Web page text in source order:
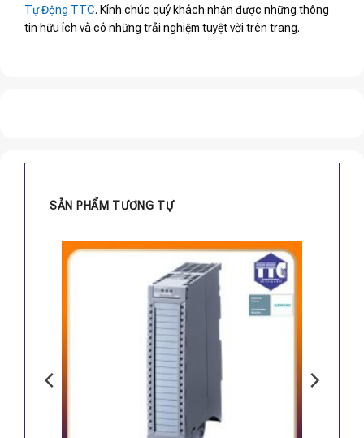
Tự Động TTC. Kính chúc quý khách nhận được những thông
tin hữu ích và có những trải nghiệm tuyệt vời trên trang.
SẢN PHẨM TƯƠNG TỰ